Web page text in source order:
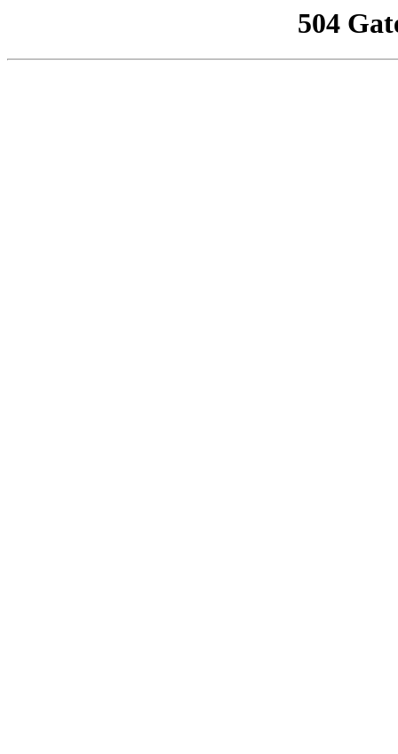
504